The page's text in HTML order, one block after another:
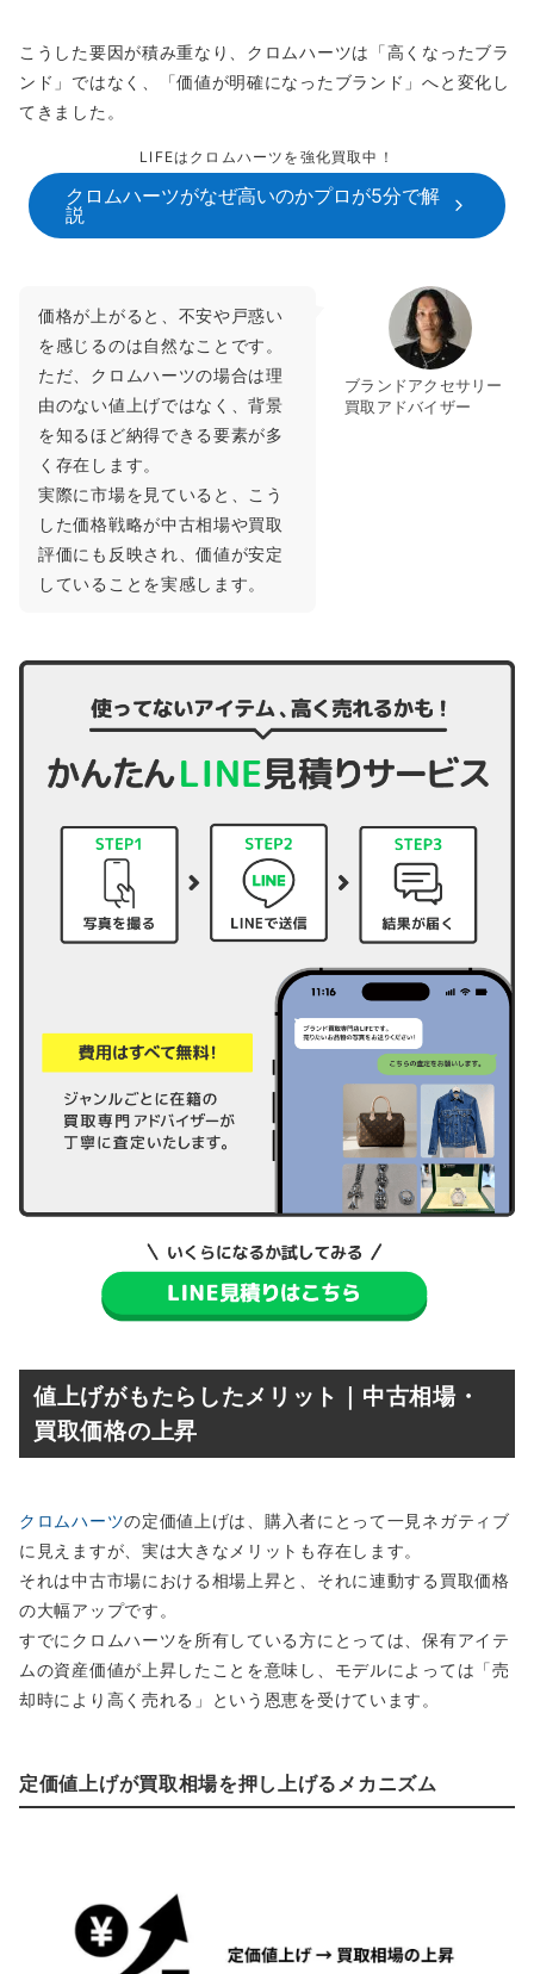
こうした要因が積み重なり、クロムハーツは「高くなったブラ
ンド」ではなく、「価値が明確になったブランド」へと変化し
てきました。
LIFEはクロムハーツを強化買取中！
クロムハーツがなぜ高いのかプロが5分で解
説
ブランドアクセサリー
買取アドバイザー
価格が上がると、不安や戸惑い
を感じるのは自然なことです。
ただ、クロムハーツの場合は理
由のない値上げではなく、背景
を知るほど納得できる要素が多
く存在します。
実際に市場を見ていると、こう
した価格戦略が中古相場や買取
評価にも反映され、価値が安定
していることを実感します。
値上げがもたらしたメリット｜中古相場・
買取価格の上昇
クロムハーツの定価値上げは、購入者にとって一見ネガティブ
に見えますが、実は大きなメリットも存在します。
それは中古市場における相場上昇と、それに連動する買取価格
の大幅アップです。
すでにクロムハーツを所有している方にとっては、保有アイテ
ムの資産価値が上昇したことを意味し、モデルによっては「売
却時により高く売れる」という恩恵を受けています。
定価値上げが買取相場を押し上げるメカニズム